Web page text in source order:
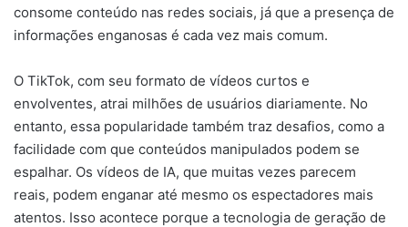
consome conteúdo nas redes sociais, já que a presença de
informações enganosas é cada vez mais comum.
O TikTok, com seu formato de vídeos curtos e
envolventes, atrai milhões de usuários diariamente. No
entanto, essa popularidade também traz desafios, como a
facilidade com que conteúdos manipulados podem se
espalhar. Os vídeos de IA, que muitas vezes parecem
reais, podem enganar até mesmo os espectadores mais
atentos. Isso acontece porque a tecnologia de geração de